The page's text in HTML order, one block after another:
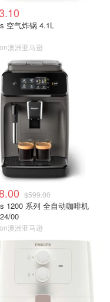
空气炸锅 4.1L
澳洲亚马逊
$599.00
1200 系列 全自动咖啡机
00
澳洲亚马逊